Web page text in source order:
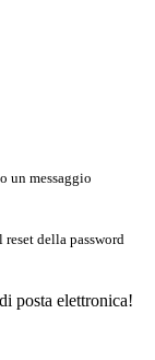
un messaggio
della password
posta elettronica!